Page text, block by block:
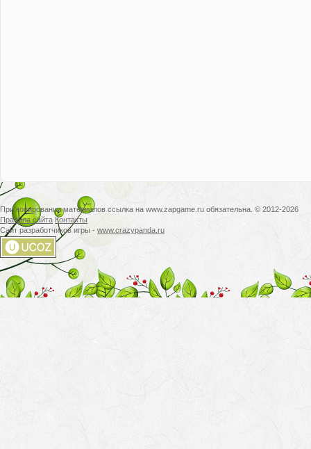
При копировании материалов ссылка на www.zapgame.ru обязательна. © 2012-2026
Правила сайта Контакты
Сайт разработчиков игры - www.crazypanda.ru